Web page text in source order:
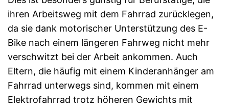
ihren Arbeitsweg mit dem Fahrrad zurücklegen,
da sie dank motorischer Unterstützung des E-
Bike nach einem längeren Fahrweg nicht mehr
verschwitzt bei der Arbeit ankommen. Auch
Eltern, die häufig mit einem Kinderanhänger am
Fahrrad unterwegs sind, kommen mit einem
Elektrofahrrad trotz höheren Gewichts mit